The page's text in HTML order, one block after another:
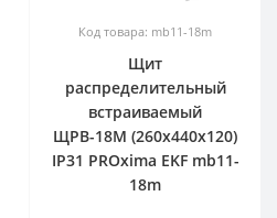
Код товара: mb11-18m
Щит
распределительный
встраиваемый
ЩРВ-18М (260х440х120)
IP31 PROxima EKF mb11-
18m